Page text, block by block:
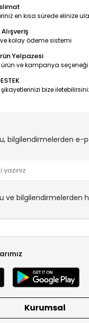
en kısa sürede elinize
kolay ödeme sistemi
Yelpazesi
ürün ve kampanya seçeneği
bize
bilgilendirmelerden e-
ve bilgilendirmelerden
Kurumsal